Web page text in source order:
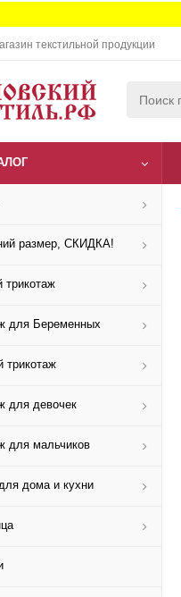
текстильной продукции
размер, СКИДКА!
трикотаж
для Беременных
трикотаж
для девочек
для мальчиков
дома и кухни